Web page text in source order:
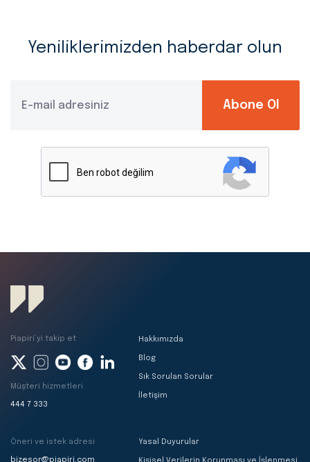
Yeniliklerimizden haberdar olun
Abone Ol
Hakkımızda
Blog
Sık Sorulan Sorular
İletişim
Yasal Duyurular
Piapiri’yi takip et
Müşteri hizmetleri
444 7 333
Öneri ve istek adresi
bizesor@piapiri.com